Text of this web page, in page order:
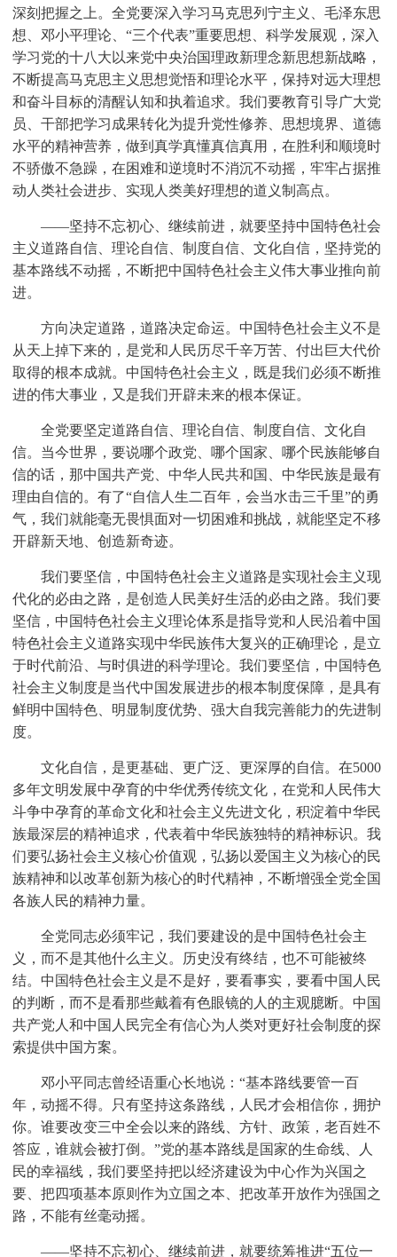
深刻把握之上。全党要深入学习马克思列宁主义、毛泽东思
想、邓小平理论、“三个代表”重要思想、科学发展观，深入
学习党的十八大以来党中央治国理政新理念新思想新战略，
不断提高马克思主义思想觉悟和理论水平，保持对远大理想
和奋斗目标的清醒认知和执着追求。我们要教育引导广大党
员、干部把学习成果转化为提升党性修养、思想境界、道德
水平的精神营养，做到真学真懂真信真用，在胜利和顺境时
不骄傲不急躁，在困难和逆境时不消沉不动摇，牢牢占据推
动人类社会进步、实现人类美好理想的道义制高点。
——坚持不忘初心、继续前进，就要坚持中国特色社会
主义道路自信、理论自信、制度自信、文化自信，坚持党的
基本路线不动摇，不断把中国特色社会主义伟大事业推向前
进。
方向决定道路，道路决定命运。中国特色社会主义不是
从天上掉下来的，是党和人民历尽千辛万苦、付出巨大代价
取得的根本成就。中国特色社会主义，既是我们必须不断推
进的伟大事业，又是我们开辟未来的根本保证。
全党要坚定道路自信、理论自信、制度自信、文化自
信。当今世界，要说哪个政党、哪个国家、哪个民族能够自
信的话，那中国共产党、中华人民共和国、中华民族是最有
理由自信的。有了“自信人生二百年，会当水击三千里”的勇
气，我们就能毫无畏惧面对一切困难和挑战，就能坚定不移
开辟新天地、创造新奇迹。
我们要坚信，中国特色社会主义道路是实现社会主义现
代化的必由之路，是创造人民美好生活的必由之路。我们要
坚信，中国特色社会主义理论体系是指导党和人民沿着中国
特色社会主义道路实现中华民族伟大复兴的正确理论，是立
于时代前沿、与时俱进的科学理论。我们要坚信，中国特色
社会主义制度是当代中国发展进步的根本制度保障，是具有
鲜明中国特色、明显制度优势、强大自我完善能力的先进制
度。
文化自信，是更基础、更广泛、更深厚的自信。在5000
多年文明发展中孕育的中华优秀传统文化，在党和人民伟大
斗争中孕育的革命文化和社会主义先进文化，积淀着中华民
族最深层的精神追求，代表着中华民族独特的精神标识。我
们要弘扬社会主义核心价值观，弘扬以爱国主义为核心的民
族精神和以改革创新为核心的时代精神，不断增强全党全国
各族人民的精神力量。
全党同志必须牢记，我们要建设的是中国特色社会主
义，而不是其他什么主义。历史没有终结，也不可能被终
结。中国特色社会主义是不是好，要看事实，要看中国人民
的判断，而不是看那些戴着有色眼镜的人的主观臆断。中国
共产党人和中国人民完全有信心为人类对更好社会制度的探
索提供中国方案。
邓小平同志曾经语重心长地说：“基本路线要管一百
年，动摇不得。只有坚持这条路线，人民才会相信你，拥护
你。谁要改变三中全会以来的路线、方针、政策，老百姓不
答应，谁就会被打倒。”党的基本路线是国家的生命线、人
民的幸福线，我们要坚持把以经济建设为中心作为兴国之
要、把四项基本原则作为立国之本、把改革开放作为强国之
路，不能有丝毫动摇。
——坚持不忘初心、继续前进，就要统筹推进“五位一